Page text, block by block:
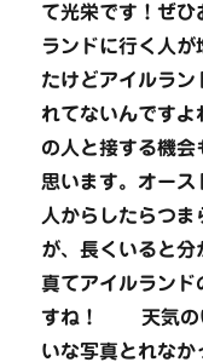
て光栄です！ぜ
ランドに行く人が
たけどアイルラン
れてないんです
の人と接する機会
思います。オース
人からしたらつ
が、長くいると
真てアイルランド
すね！ 天気のい
いな写真とれなか